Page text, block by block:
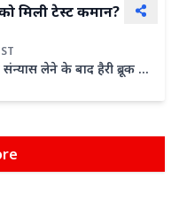
मिली टेस्ट कमान?
लेने के बाद हैरी ब्रूक को